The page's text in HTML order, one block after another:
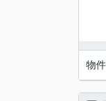
物